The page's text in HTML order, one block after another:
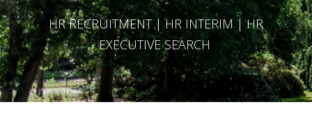
HR RECRUITMENT | HR INTERIM | HR
EXECUTIVE SEARCH